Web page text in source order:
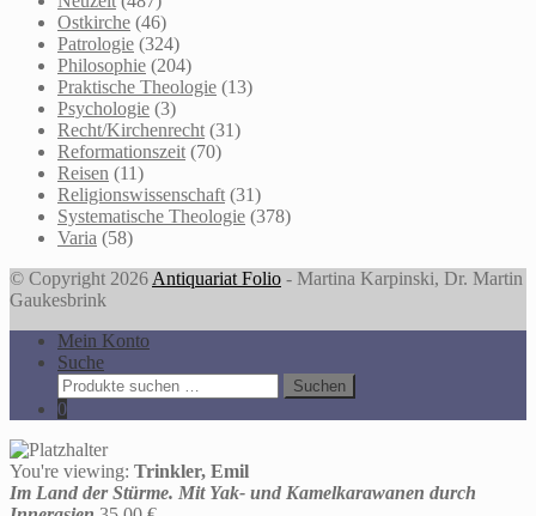
Ostkirche (46)
Patrologie (324)
Philosophie (204)
Praktische Theologie (13)
Psychologie (3)
Recht/Kirchenrecht (31)
Reformationszeit (70)
Reisen (11)
Religionswissenschaft (31)
Systematische Theologie (378)
Varia (58)
© Copyright 2026 Antiquariat Folio - Martina Karpinski, Dr. Martin
Gaukesbrink
Mein Konto
Suche
Suche
nach:
Suchen
0
You're viewing: Trinkler, Emil
Im Land der Stürme. Mit Yak- und Kamelkarawanen durch